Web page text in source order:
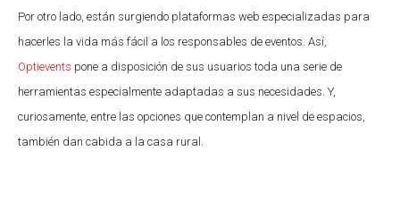
Por otro lado, están surgiendo plataformas web especializadas para
hacerles la vida más fácil a los responsables de eventos. Así,
Optievents pone a disposición de sus usuarios toda una serie de
herramientas especialmente adaptadas a sus necesidades. Y,
curiosamente, entre las opciones que contemplan a nivel de espacios,
también dan cabida a la casa rural.